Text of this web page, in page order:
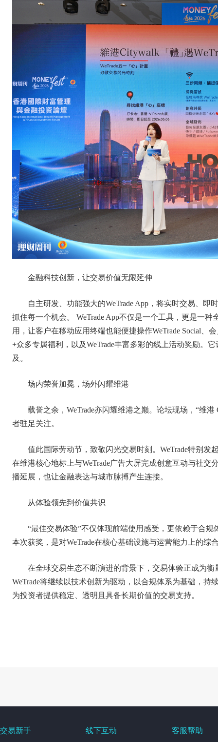
金融科技创新，让交易价值无限延伸
自主研发、功能强大的WeTrade App，将实时交易、
抓住每一个机会。 WeTrade App不仅是一个工具，更是一
用，让客户在移动应用终端也能便捷操作WeTrade Social、
+众多专属福利，以及WeTrade丰富多彩的线上活动奖励。
及。
场内荣誉加冕，场外闪耀维港
载誉之余，WeTrade亦闪耀维港之巅。论坛现场，“维
者驻足关注。
值此国际劳动节，致敬闪光交易时刻。WeTrade特别发
在维港核心地标上与WeTrade广告大屏完成创意互动与社
播延展，也让金融表达与城市脉搏产生连接。
从体验领先到价值共识
“最佳交易体验”不仅体现前端使用感受，更依赖于合
本次获奖，是对WeTrade在核心基础设施与运营能力上的综
在全球交易生态不断演进的背景下，交易体验正成为
WeTrade将继续以技术创新为驱动，以合规体系为基础，
为投资者提供稳定、透明且具备长期价值的交易支持。
交易新手 线下互动 客服帮助